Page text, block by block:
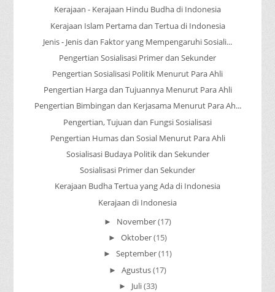
Kerajaan - Kerajaan Hindu Budha di Indonesia
Kerajaan Islam Pertama dan Tertua di Indonesia
Jenis - Jenis dan Faktor yang Mempengaruhi Sosiali...
Pengertian Sosialisasi Primer dan Sekunder
Pengertian Sosialisasi Politik Menurut Para Ahli
Pengertian Harga dan Tujuannya Menurut Para Ahli
Pengertian Bimbingan dan Kerjasama Menurut Para Ah...
Pengertian, Tujuan dan Fungsi Sosialisasi
Pengertian Humas dan Sosial Menurut Para Ahli
Sosialisasi Budaya Politik dan Sekunder
Sosialisasi Primer dan Sekunder
Kerajaan Budha Tertua yang Ada di Indonesia
Kerajaan di Indonesia
► November(17)
► Oktober(15)
► September(11)
► Agustus(17)
► Juli(33)